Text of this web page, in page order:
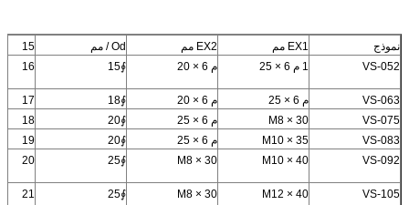
نموذج EX1 مم EX2 مم Od / مم
15
VS-052
1 م 6 × 25 م 6 × 20 ∮15
16
VS-063 م 6 × 25 م 6 × 20 ∮18
17
VS-075
M8 × 30 م 6 × 25 ∮20
18
VS-083
M10 × 35 م 6 × 25 ∮20
19
VS-092
M10 × 40
M8 × 30
∮25
20
VS-105
M12 × 40
M8 × 30
∮25
21